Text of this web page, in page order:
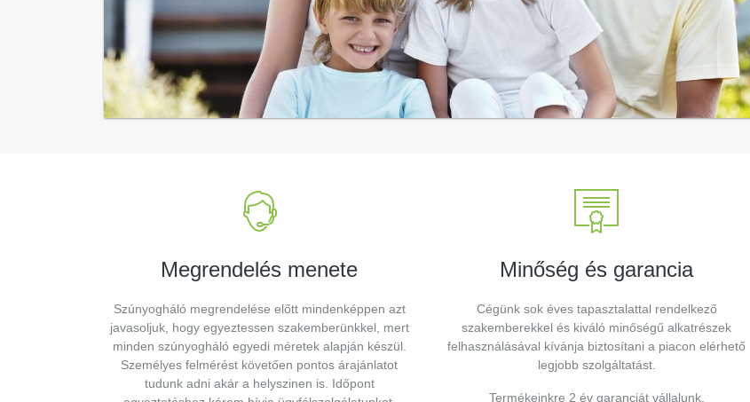
Megrendelés menete
Szúnyogháló megrendelése előtt mindenképpen azt
javasoljuk, hogy egyeztessen szakemberünkkel, mert
minden szúnyogháló egyedi méretek alapján készül.
Személyes felmérést követően pontos árajánlatot
tudunk adni akár a helyszinen is. Időpont
Minőség és garancia
Cégünk sok éves tapasztalattal rendelkező
szakemberekkel és kiváló minőségű alkatrészek
felhasználásával kívánja biztosítani a piacon elérhető
legjobb szolgáltatást.
Termékeinkre 2 év garanciát vállalunk.